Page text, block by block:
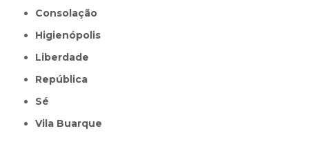
Consolação
Higienópolis
Liberdade
República
Sé
Vila Buarque